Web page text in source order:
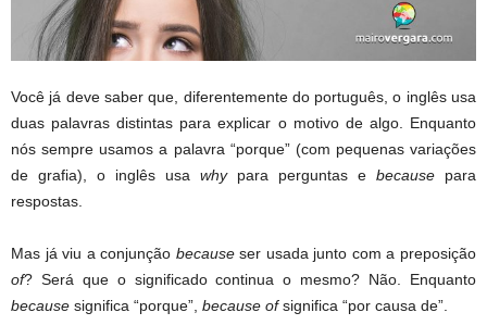
Você já deve saber que, diferentemente do português, o inglês usa
duas palavras distintas para explicar o motivo de algo. Enquanto
nós sempre usamos a palavra “porque” (com pequenas variações
de grafia), o inglês usa whypara perguntas e because para
respostas.
Mas já viu a conjunção becauseser usada junto com a preposição
of? Será que o significado continua o mesmo? Não. Enquanto
because significa “porque”, because ofsignifica “por causa de”.